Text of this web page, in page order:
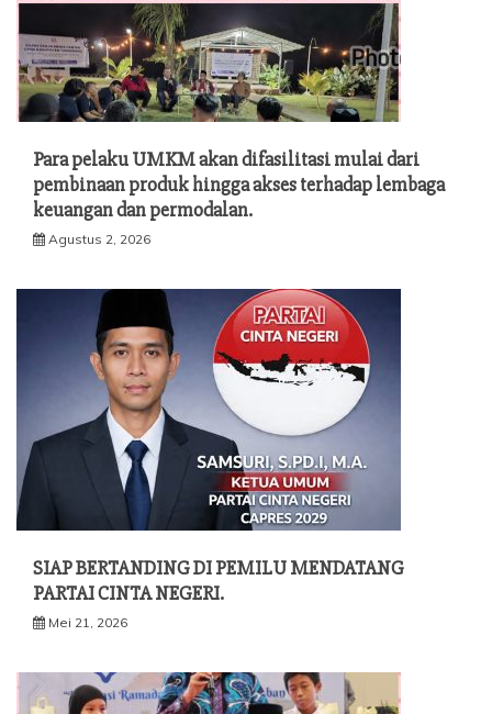
Para pelaku UMKM akan difasilitasi mulai dari
pembinaan produk hingga akses terhadap lembaga
keuangan dan permodalan.
Agustus 2, 2026
SIAP BERTANDING DI PEMILU MENDATANG
PARTAI CINTA NEGERI.
Mei 21, 2026